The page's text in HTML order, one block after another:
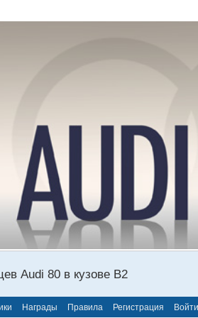
Audi 80 в кузове В2
Награды Правила Регистрация Войти